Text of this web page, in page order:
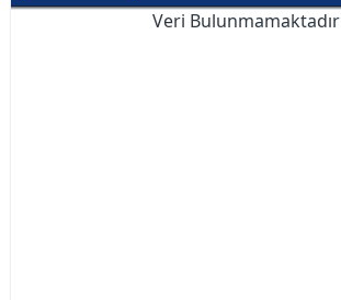
Veri Bulunmamaktadır